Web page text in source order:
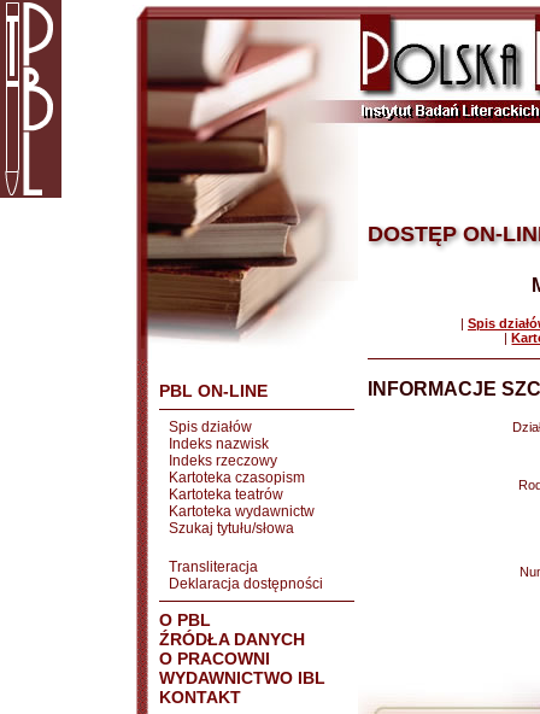
PBL ON-LINE
Spis działów
Indeks nazwisk
Indeks rzeczowy
Kartoteka czasopism
Kartoteka teatrów
Kartoteka wydawnictw
Szukaj tytułu/słowa
Transliteracja
Deklaracja dostępności
O PBL
ŹRÓDŁA DANYCH
O PRACOWNI
WYDAWNICTWO IBL
KONTAKT
DOSTĘP ON-
| Spis
|
INFORMACJE